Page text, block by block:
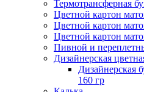
Термотрансферная
Цветной картон
Цветной картон
Цветной картон
Пивной и
Дизайнерская
Дизайнерская
160 гр